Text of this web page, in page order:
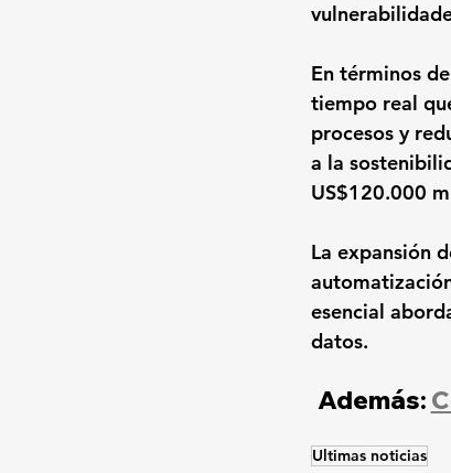
En términos
tiempo real
procesos y
a la
US$120.000
La expansión
esencial
datos.
Además:
Ultimas noticias